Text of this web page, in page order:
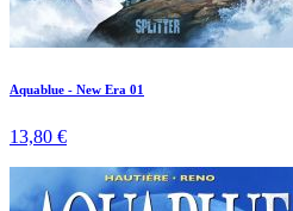
Aquablue - New Era 01
13,80 €